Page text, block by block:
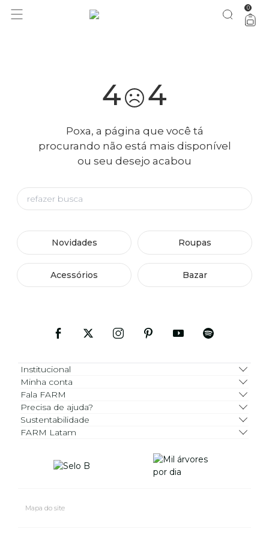
você merece 30% OFF pra comemorar com a gente aproveita! 0
4 4
Poxa, a página que você tá
procurando não está mais disponível
ou seu desejo acabou
Novidades Roupas
Acessórios Bazar
Institucional
Minha conta
Fala FARM
Precisa de ajuda?
Sustentabilidade
FARM Latam
Mapa do site